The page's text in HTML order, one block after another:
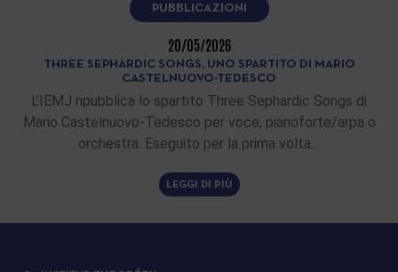
PUBBLICAZIONI
20/05/2026
THREE SEPHARDIC SONGS, UNO SPARTITO DI MARIO
CASTELNUOVO-TEDESCO
L’IEMJ ripubblica lo spartito Three Sephardic Songs di
Mario Castelnuovo-Tedesco per voce, pianoforte/arpa o
orchestra. Eseguito per la prima volta…
LEGGI DI PIÙ